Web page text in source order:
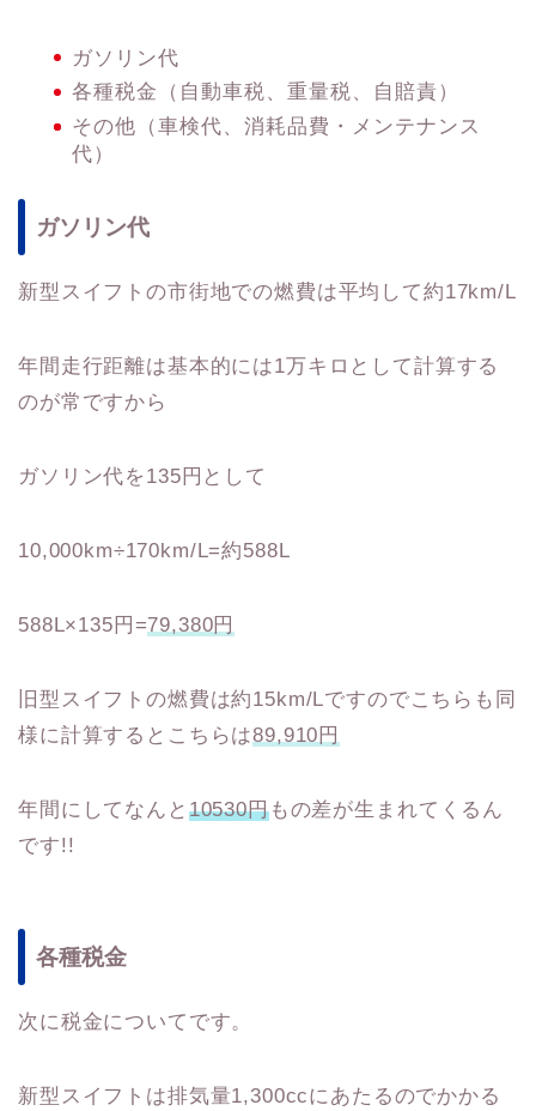
ガソリン代
各種税金（自動車税、重量税、自賠責）
その他（車検代、消耗品費・メンテナンス
代）
ガソリン代
新型スイフトの市街地での燃費は平均して約17km/L
年間走行距離は基本的には1万キロとして計算する
のが常ですから
ガソリン代を135円として
10,000km÷170km/L=約588L
588L×135円=79,380円
旧型スイフトの燃費は約15km/Lですのでこちらも同
様に計算するとこちらは89,910円
年間にしてなんと 10530円もの差が生まれてくるん
です!!
各種税金
次に税金についてです。
新型スイフトは排気量1,300ccにあたるのでかかる